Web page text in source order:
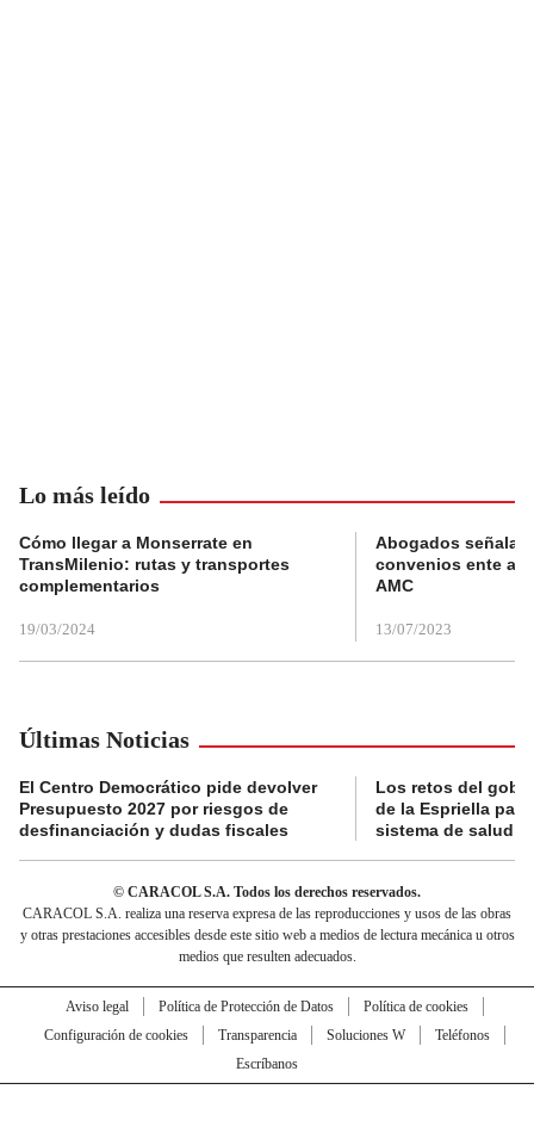
Lo más leído
Cómo llegar a Monserrate en
TransMilenio: rutas y transportes
complementarios
19/03/2024
Abogados
convenios ente
AMC
13/07/2023
Últimas Noticias
El Centro Democrático pide devolver
Presupuesto 2027 por riesgos de
desfinanciación y dudas fiscales
Los retos del
de la Espriella
sistema de salud
© CARACOL S.A. Todos los derechos reservados.
CARACOL S.A. realiza una reserva expresa de las reproducciones y usos de las obras
y otras prestaciones accesibles desde este sitio web a medios de lectura mecánica u otros
medios que resulten adecuados.
Aviso legal Política de Protección de Datos
Política de cookies
Configuración de cookies
Transparencia Soluciones W
Teléfonos
Escríbanos